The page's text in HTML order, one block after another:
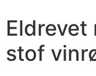
Eldrevet
stof